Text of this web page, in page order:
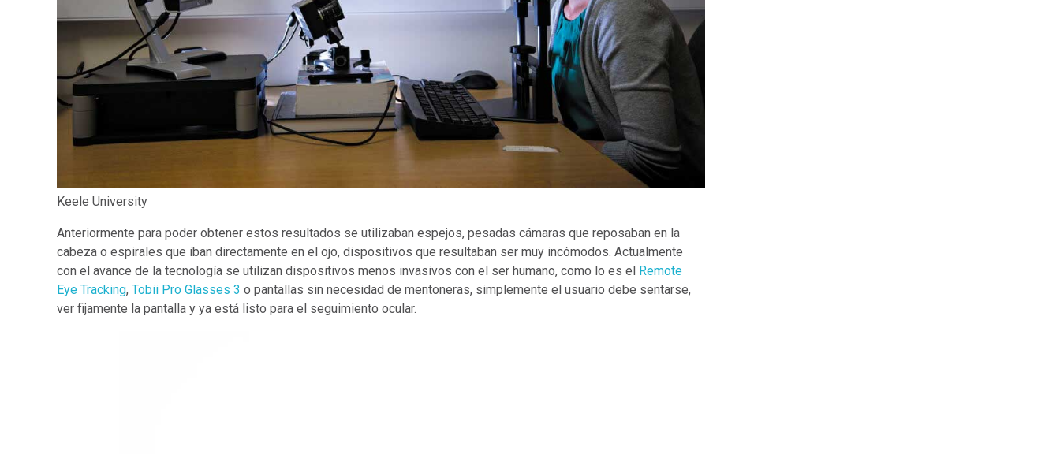
Keele University
Anteriormente para poder obtener estos resultados se utilizaban espejos, pesadas cámaras que reposaban en la
cabeza o espirales que iban directamente en el ojo, dispositivos que resultaban ser muy incómodos. Actualmente
con el avance de la tecnología se utilizan dispositivos menos invasivos con el ser humano, como lo es el
Remote
Eye Tracking, Tobii Pro Glasses 3 o pantallas sin necesidad de mentoneras, simplemente el usuario debe sentarse,
ver fijamente la pantalla y ya está listo para el seguimiento ocular.